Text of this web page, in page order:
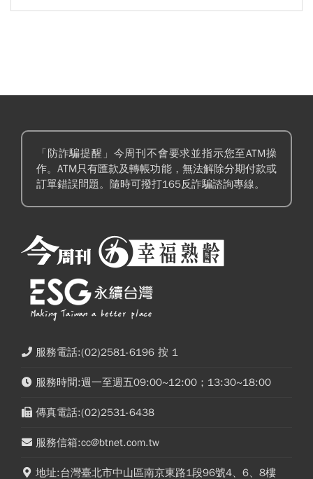
「防詐騙提醒」今周刊不會要求並指示您至ATM操
作。ATM只有匯款及轉帳功能，無法解除分期付款或
訂單錯誤問題。隨時可撥打165反詐騙諮詢專線。
服務電話:(02)2581-6196 按 1
服務時間:週一至週五09:00~12:00；13:30~18:00
傳真電話:(02)2531-6438
服務信箱:cc@btnet.com.tw
地址:台灣臺北市中山區南京東路1段96號4、6、8樓